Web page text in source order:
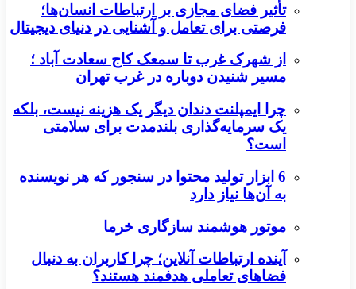
تأثیر فضای مجازی بر ارتباطات انسان‌ها؛
فرصتی برای تعامل و آشنایی در دنیای دیجیتال
از شهرک غرب تا سمعک کاج سعادت آباد ؛
مسیر شنیدن دوباره در غرب تهران
چرا ایمپلنت دندان دیگر یک هزینه نیست، بلکه
یک سرمایه‌گذاری بلندمدت برای سلامتی
است؟
6 ابزار تولید محتوا در سنجور که هر نویسنده
به آن‌ها نیاز دارد
موتور هوشمند سازگاری خرما
آینده ارتباطات آنلاین؛ چرا کاربران به دنبال
فضاهای تعاملی هدفمند هستند؟